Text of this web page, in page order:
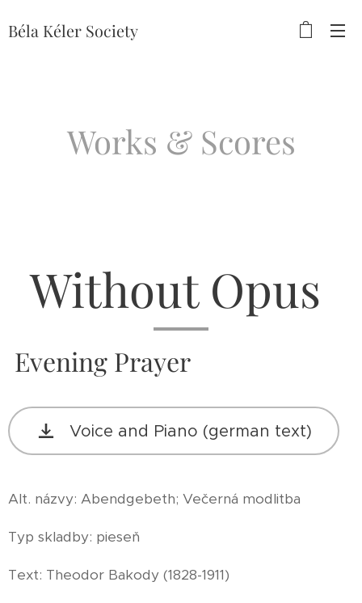
Béla Kéler Society
Works & Scores
Without Opus
Evening Prayer
Voice and Piano (german text)
Alt. názvy: Abendgebeth; Večerná modlitba
Typ skladby: pieseň
Text: Theodor Bakody (1828-1911)